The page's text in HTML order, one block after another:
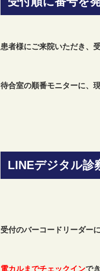
患者様にご来院いただき、
待合室の順番モニターに、
LINEデジタル診
受付のバーコードリーダー
電カルまでチェックインで